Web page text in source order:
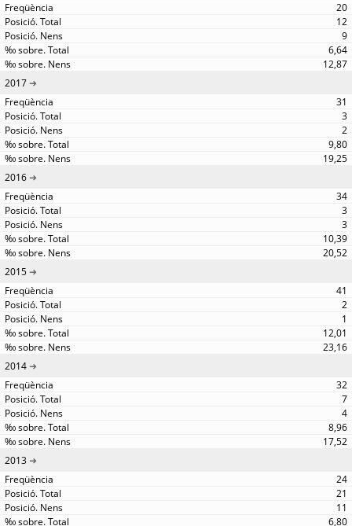
20
12
9
6,64
12,87
2017
31
3
2
9,80
19,25
2016
34
3
3
10,39
20,52
2015
41
2
1
12,01
23,16
2014
32
7
4
8,96
17,52
2013
24
21
11
6,80